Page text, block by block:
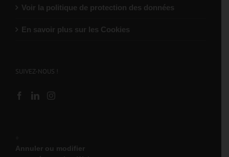
Voir la politique de protection des données
En savoir plus sur les Cookies
SUIVEZ-NOUS !
Annuler ou modifier